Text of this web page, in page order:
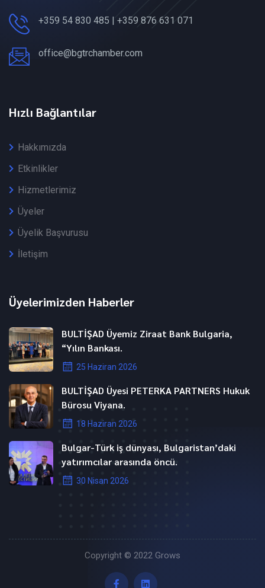
+359 54 830 485 | +359 876 631 071
office@bgtrchamber.com
Hızlı Bağlantılar
Hakkımızda
Etkinlikler
Hizmetlerimiz
Üyeler
Üyelik Başvurusu
İletişim
Üyelerimizden Haberler
BULTİŞAD Üyemiz Ziraat Bank Bulgaria,
“Yılın Bankası.
25 Haziran 2026
BULTİŞAD Üyesi PETERKA PARTNERS Hukuk
Bürosu Viyana.
18 Haziran 2026
Bulgar-Türk iş dünyası, Bulgaristan’daki
yatırımcılar arasında öncü.
30 Nisan 2026
Copyright © 2022 Grows